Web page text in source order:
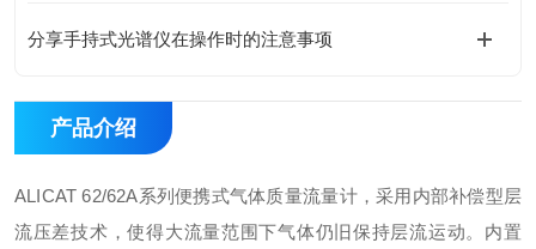
分享手持式光谱仪在操作时的注意事项
产品介绍
ALICAT 62/62A系列便携式气体质量流量计，采用内部补偿型层
流压差技术，使得大流量范围下气体仍旧保持层流运动。内置